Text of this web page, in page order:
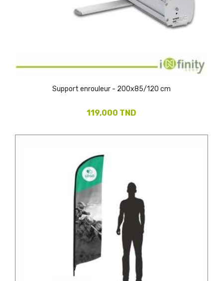
Support enrouleur - 200x85/120 cm
119,000 TND